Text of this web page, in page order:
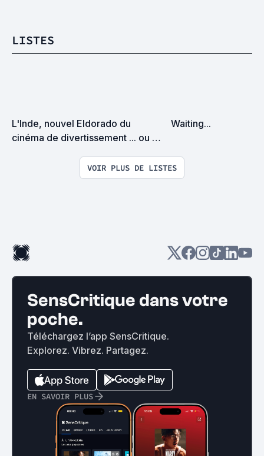
LISTES
L'Inde, nouvel Eldorado du
cinéma de divertissement ... ou
Waiting...
VOIR PLUS DE LISTES
SensCritique dans votre
poche.
Téléchargez l’app SensCritique.
Explorez. Vibrez. Partagez.
EN SAVOIR PLUS